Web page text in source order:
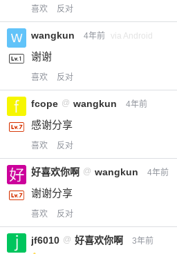
喜欢 反对
wangkun 4年前 via Android
谢谢
喜欢 反对
fcope @ wangkun 4年前
感谢分享
喜欢 反对
好喜欢你啊 @ wangkun 4年前
谢谢分享
喜欢 反对
jf6010 @ 好喜欢你啊 3年前